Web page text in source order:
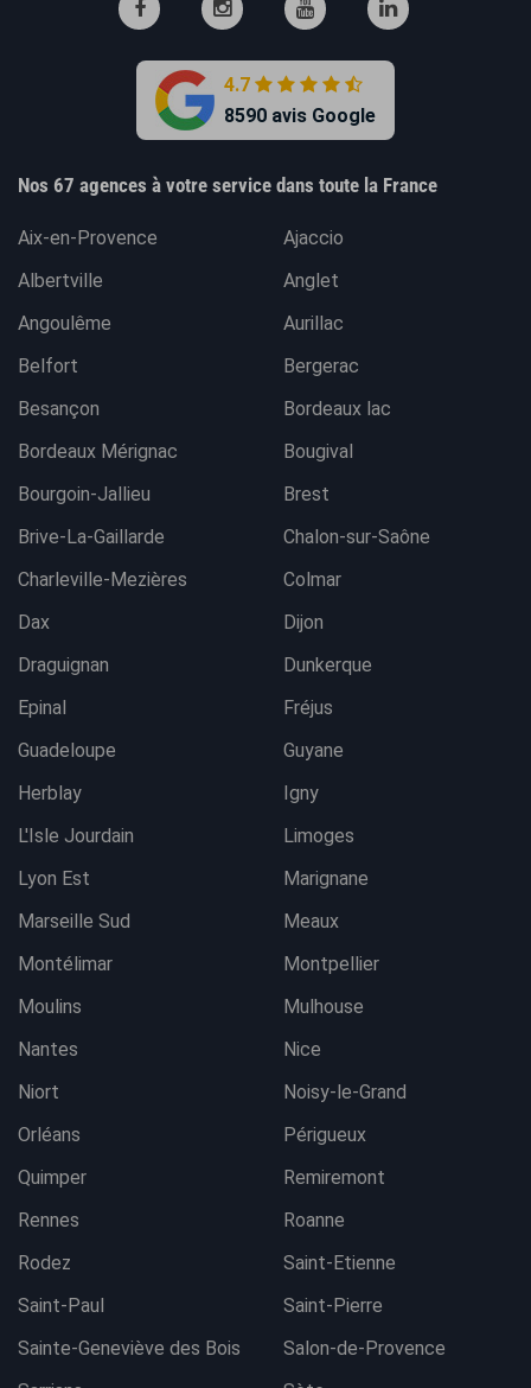
4.7
8590 avis Google
Nos 67 agences à votre service dans toute la France
Aix-en-Provence
Ajaccio
Albertville
Anglet
Angoulême
Aurillac
Belfort
Bergerac
Besançon
Bordeaux lac
Bordeaux Mérignac
Bougival
Bourgoin-Jallieu
Brest
Brive-La-Gaillarde
Chalon-sur-Saône
Charleville-Mezières
Colmar
Dax
Dijon
Draguignan
Dunkerque
Epinal
Fréjus
Guadeloupe
Guyane
Herblay
Igny
L'Isle Jourdain
Limoges
Lyon Est
Marignane
Marseille Sud
Meaux
Montélimar
Montpellier
Moulins
Mulhouse
Nantes
Nice
Niort
Noisy-le-Grand
Orléans
Périgueux
Quimper
Remiremont
Rennes
Roanne
Rodez
Saint-Etienne
Saint-Paul
Saint-Pierre
Sainte-Geneviève des Bois
Salon-de-Provence